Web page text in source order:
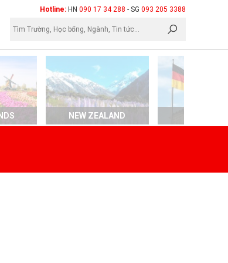
Hotline: HN 090 17 34 288 - SG 093 205 3388
NEW ZEALAND